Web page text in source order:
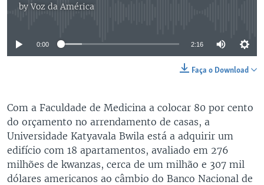
byVoz da América
No media source currently available
0:00 2:16
Faça o Download
Com a Faculdade de Medicina a colocar 80 por cento
do orçamento no arrendamento de casas, a
Universidade Katyavala Bwila está a adquirir um
edifício com 18 apartamentos, avaliado em 276
milhões de kwanzas, cerca de um milhão e 307 mil
dólares americanos ao câmbio do Banco Nacional de